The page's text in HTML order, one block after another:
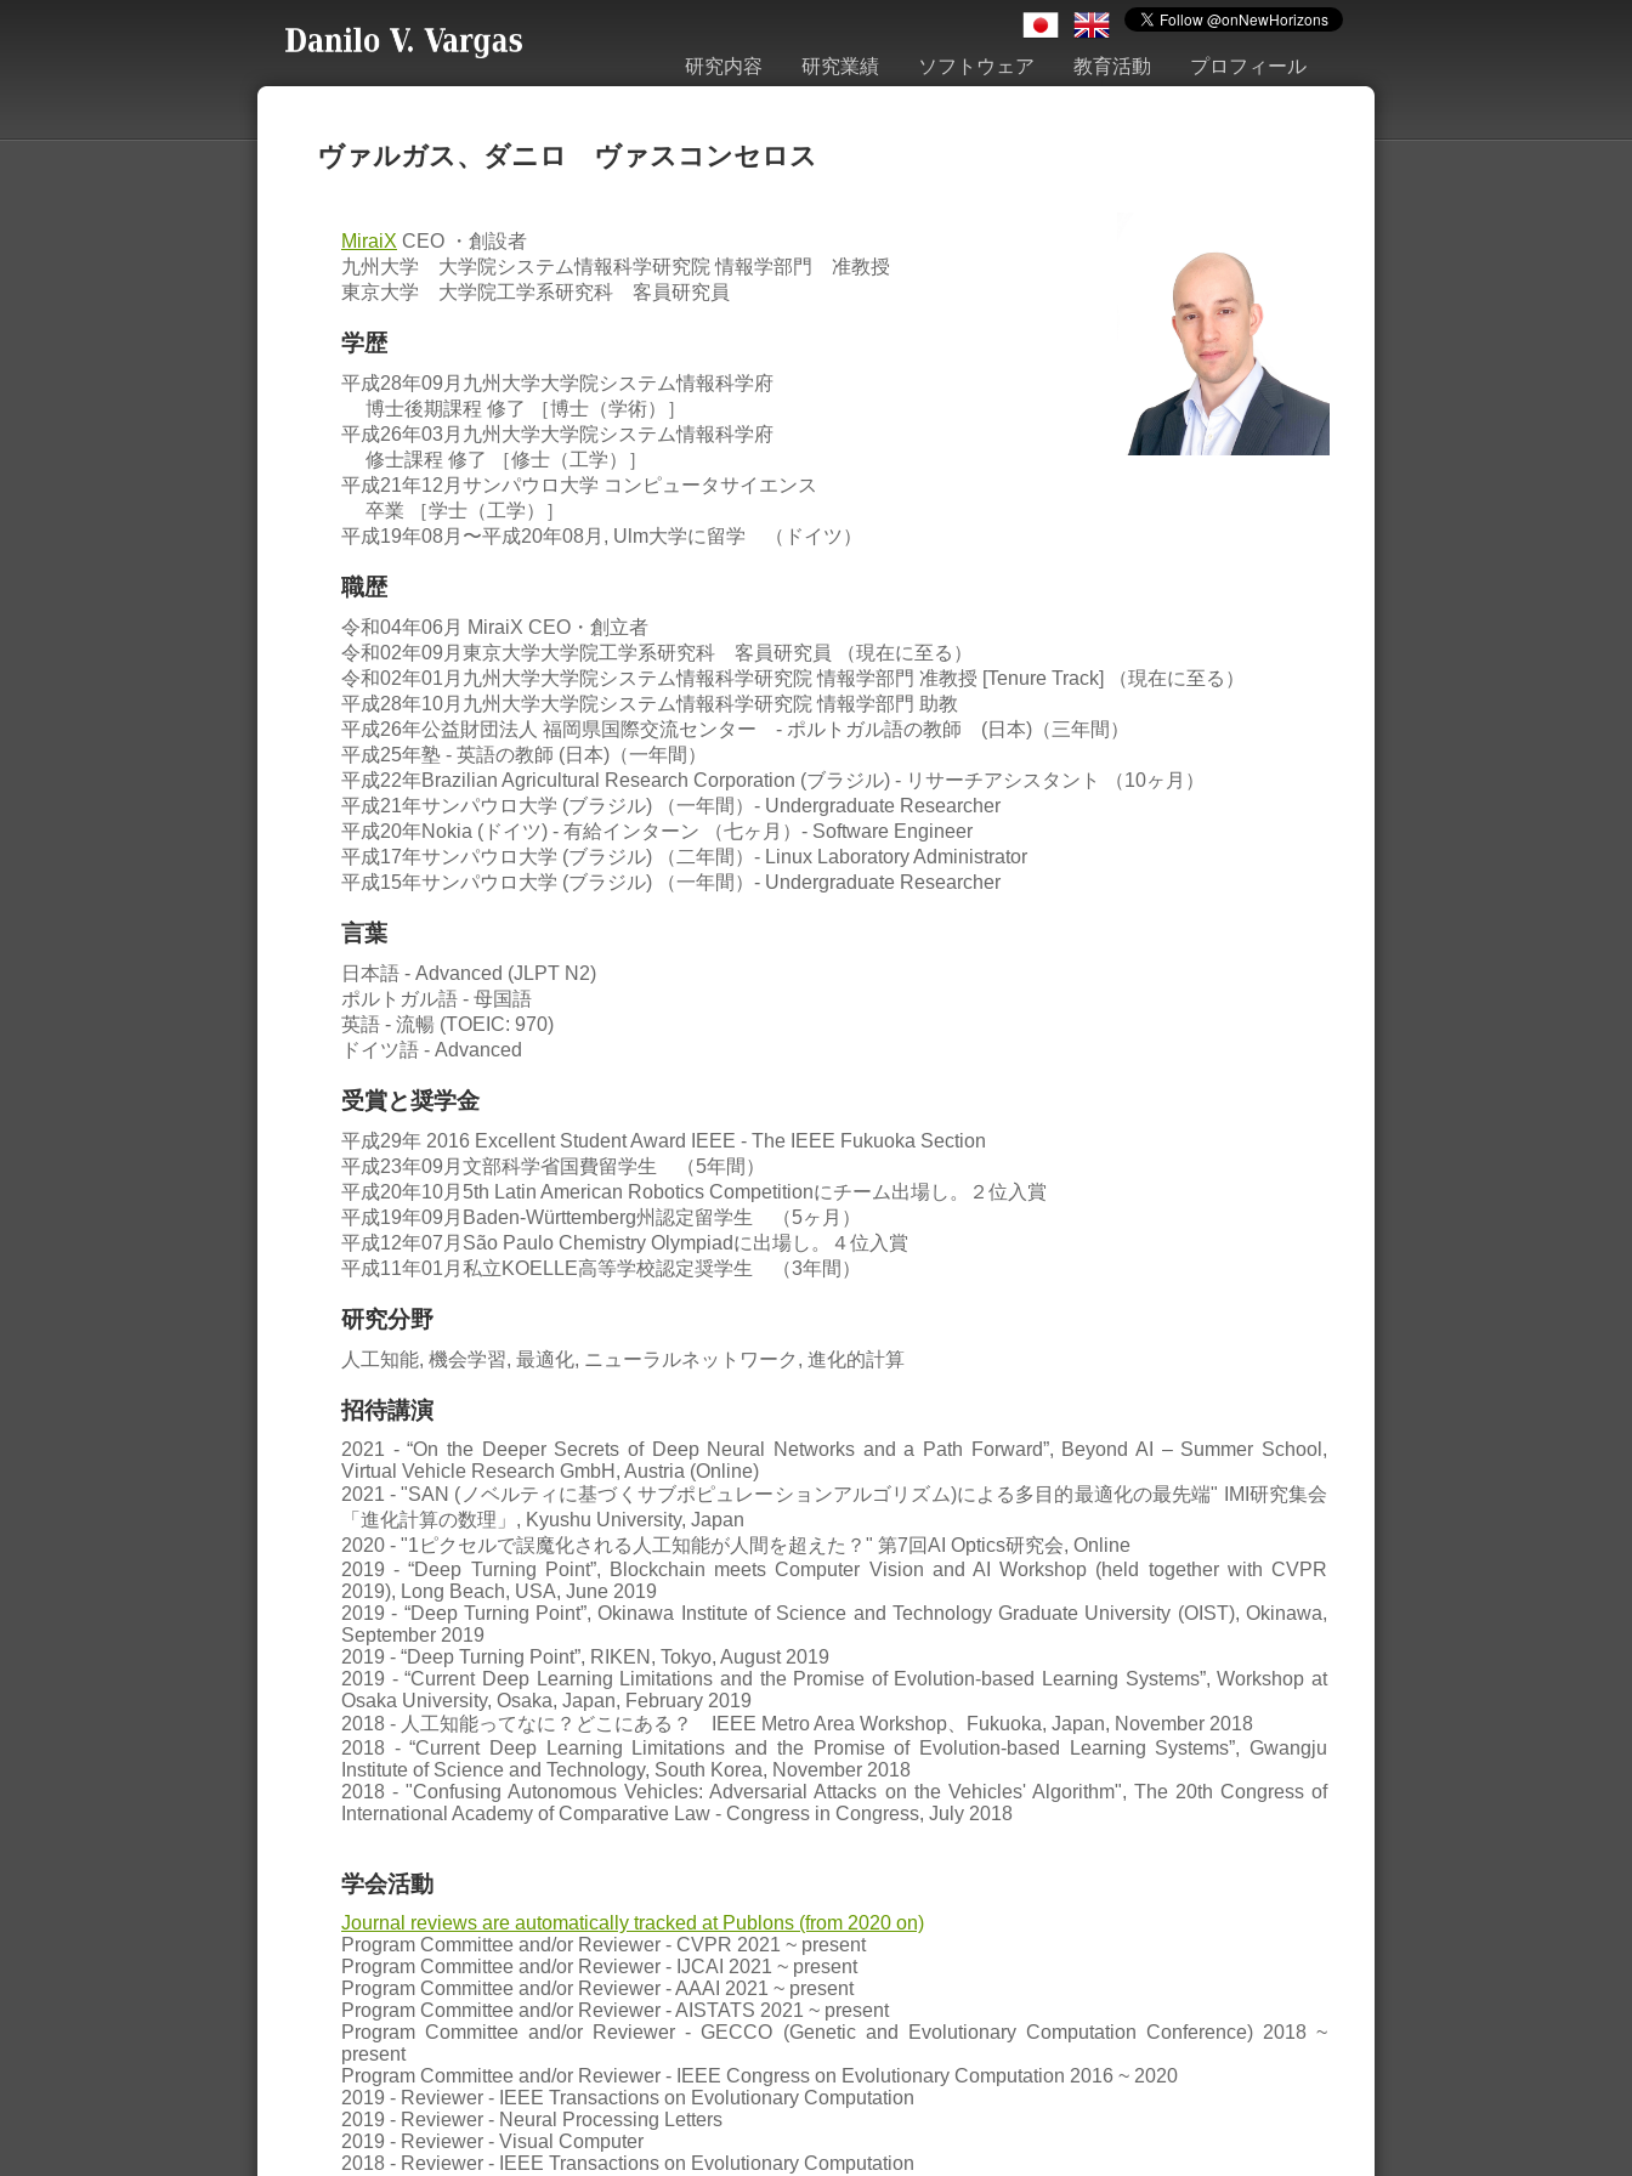
プロフィール
教育活動
ソフトウェア
研究業績
研究内容
ヴァルガス、ダニロ ヴァスコンセロス
MiraiX CEO ・創設者
九州大学 大学院システム情報科学研究院 情報学部門 准教授
東京大学 大学院工学系研究科 客員研究員
学歴
平成28年09月九州大学大学院システム情報科学府
博士後期課程 修了 ［博士（学術）］
平成26年03月九州大学大学院システム情報科学府
修士課程 修了 ［修士（工学）］
平成21年12月サンパウロ大学 コンピュータサイエンス
卒業 ［学士（工学）］
平成19年08月〜平成20年08月, Ulm大学に留学 （ドイツ）
職歴
令和04年06月 MiraiX CEO・創立者
令和02年09月東京大学大学院工学系研究科 客員研究員 （現在に至る）
令和02年01月九州大学大学院システム情報科学研究院 情報学部門 准教授 [Tenure Track] （現在に至る）
平成28年10月九州大学大学院システム情報科学研究院 情報学部門 助教
平成26年公益財団法人 福岡県国際交流センター - ポルトガル語の教師 (日本)（三年間）
平成25年塾 - 英語の教師 (日本)（一年間）
平成22年Brazilian Agricultural Research Corporation (ブラジル) - リサーチアシスタント （10ヶ月）
平成21年サンパウロ大学 (ブラジル) （一年間）- Undergraduate Researcher
平成20年Nokia (ドイツ) - 有給インターン （七ヶ月）- Software Engineer
平成17年サンパウロ大学 (ブラジル) （二年間）- Linux Laboratory Administrator
平成15年サンパウロ大学 (ブラジル) （一年間）- Undergraduate Researcher
言葉
日本語 - Advanced (JLPT N2)
ポルトガル語 - 母国語
英語 - 流暢 (TOEIC: 970)
ドイツ語 - Advanced
受賞と奨学金
平成29年 2016 Excellent Student Award IEEE - The IEEE Fukuoka Section
平成23年09月文部科学省国費留学生 （5年間）
平成20年10月5th Latin American Robotics Competitionにチーム出場し。２位入賞
平成19年09月Baden-Württemberg州認定留学生 （5ヶ月）
平成12年07月São Paulo Chemistry Olympiadに出場し。４位入賞
平成11年01月私立KOELLE高等学校認定奨学生 （3年間）
研究分野
人工知能, 機会学習, 最適化, ニューラルネットワーク, 進化的計算
招待講演
2021 - “On the Deeper Secrets of Deep Neural Networks and a Path Forward”, Beyond AI – Summer School,
Virtual Vehicle Research GmbH, Austria (Online)
2021 - "SAN (ノベルティに基づくサブポピュレーションアルゴリズム)による多目的最適化の最先端" IMI研究集会
「進化計算の数理」, Kyushu University, Japan
2020 - "1ピクセルで誤魔化される人工知能が人間を超えた？" 第7回AI Optics研究会, Online
2019 - “Deep Turning Point”, Blockchain meets Computer Vision and AI Workshop (held together with CVPR
2019), Long Beach, USA, June 2019
2019 - “Deep Turning Point”, Okinawa Institute of Science and Technology Graduate University (OIST), Okinawa,
September 2019
2019 - “Deep Turning Point”, RIKEN, Tokyo, August 2019
2019 - “Current Deep Learning Limitations and the Promise of Evolution-based Learning Systems”, Workshop at
Osaka University, Osaka, Japan, February 2019
2018 - 人工知能ってなに？どこにある？ IEEE Metro Area Workshop、Fukuoka, Japan, November 2018
2018 - “Current Deep Learning Limitations and the Promise of Evolution-based Learning Systems”, Gwangju
Institute of Science and Technology, South Korea, November 2018
2018 - "Confusing Autonomous Vehicles: Adversarial Attacks on the Vehicles' Algorithm", The 20th Congress of
International Academy of Comparative Law - Congress in Congress, July 2018
学会活動
Journal reviews are automatically tracked at Publons (from 2020 on)
Program Committee and/or Reviewer - CVPR 2021 ~ present
Program Committee and/or Reviewer - IJCAI 2021 ~ present
Program Committee and/or Reviewer - AAAI 2021 ~ present
Program Committee and/or Reviewer - AISTATS 2021 ~ present
Program Committee and/or Reviewer - GECCO (Genetic and Evolutionary Computation Conference) 2018 ~
present
Program Committee and/or Reviewer - IEEE Congress on Evolutionary Computation 2016 ~ 2020
2019 - Reviewer - IEEE Transactions on Evolutionary Computation
2019 - Reviewer - Neural Processing Letters
2019 - Reviewer - Visual Computer
2018 - Reviewer - IEEE Transactions on Evolutionary Computation